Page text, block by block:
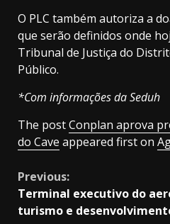
O PLC também autoriza a
que serão definidos onde
Tribunal de Justiça do
Público.
*Com informações da Seduh
The postConplan aprova
do Cave appeared first on
Continue
Reading
Previous:
Terminal executivo do
turismo e